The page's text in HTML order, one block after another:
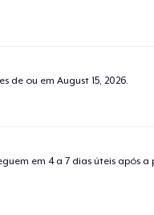
de ou em August 15, 2026.
em 4 a 7 dias úteis após a